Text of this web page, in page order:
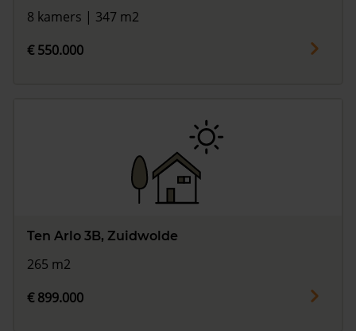
8 kamers | 347 m2
€ 550.000
Ten Arlo 3B, Zuidwolde
265 m2
€ 899.000